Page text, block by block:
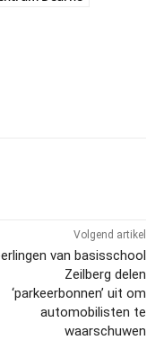
Volgend artikel
van basisschool
Zeilberg delen
‘parkeerbonnen’ uit om
automobilisten te
waarschuwen